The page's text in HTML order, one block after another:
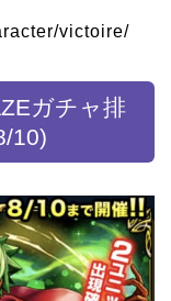
victoire/
ガチャ排
10)